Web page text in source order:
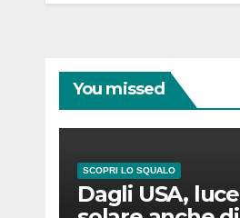
You missed
SCOPRI LO SQUALO
Dagli USA, luce